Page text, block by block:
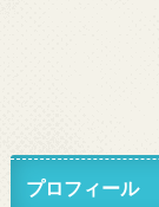
プロフィール